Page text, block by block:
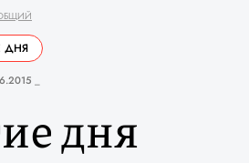
ДНЯ
_
дня